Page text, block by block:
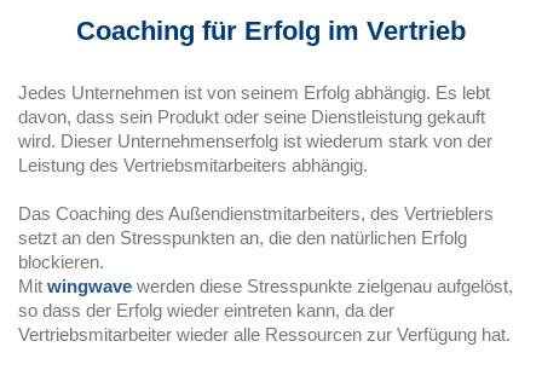
Coaching für Erfolg im Vertrieb
Jedes Unternehmen ist von seinem Erfolg abhängig. Es lebt
davon, dass sein Produkt oder seine Dienstleistung gekauft
wird. Dieser Unternehmenserfolg ist wiederum stark von der
Leistung des Vertriebsmitarbeiters abhängig.
Das Coaching des Außendienstmitarbeiters, des Vertrieblers
setzt an den Stresspunkten an, die den natürlichen Erfolg
blockieren.
Mit wingwave werden diese Stresspunkte zielgenau aufgelöst,
so dass der Erfolg wieder eintreten kann, da der
Vertriebsmitarbeiter wieder alle Ressourcen zur Verfügung hat.